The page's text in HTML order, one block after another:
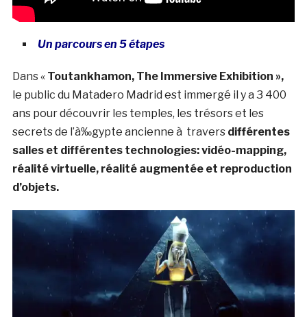
Un parcours en 5 étapes
Dans « Toutankhamon, The Immersive Exhibition »,
le public du Matadero Madrid est immergé il y a 3 400
ans pour découvrir les temples, les trésors et les
secrets de l’à‰gypte ancienne à travers différentes
salles et différentes technologies: vidéo-mapping,
réalité virtuelle, réalité augmentée et reproduction
d’objets.